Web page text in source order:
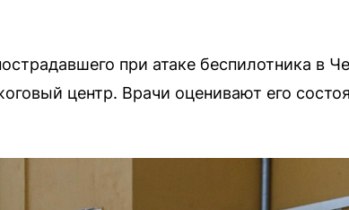
при атаке беспилотника в
центр. Врачи оценивают его